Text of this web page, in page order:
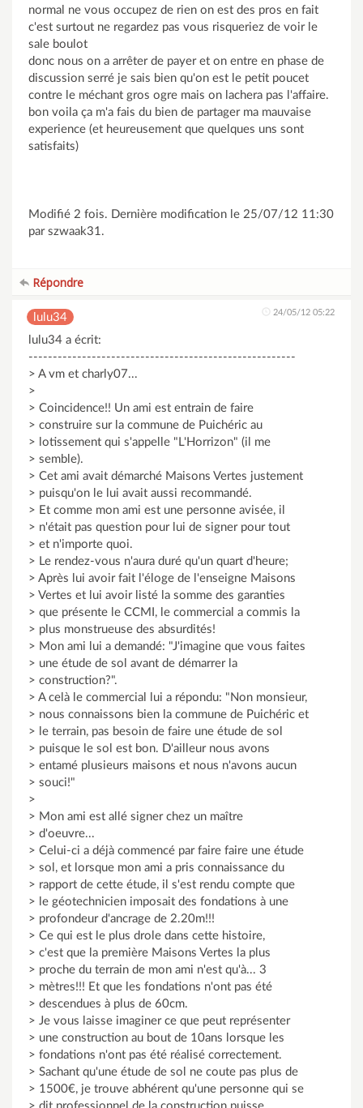
normal ne vous occupez de rien on est des pros en fait
c'est surtout ne regardez pas vous risqueriez de voir le
sale boulot
donc nous on a arrêter de payer et on entre en phase de
discussion serré je sais bien qu'on est le petit poucet
contre le méchant gros ogre mais on lachera pas l'affaire.
bon voila ça m'a fais du bien de partager ma mauvaise
experience (et heureusement que quelques uns sont
satisfaits)
Modifié 2 fois. Dernière modification le 25/07/12 11:30
par szwaak31.
Répondre
lulu34 24/05/12 05:22
lulu34 a écrit:
-------------------------------------------------------
> A vm et charly07...
>
> Coincidence!! Un ami est entrain de faire
> construire sur la commune de Puichéric au
> lotissement qui s'appelle "L'Horrizon" (il me
> semble).
> Cet ami avait démarché Maisons Vertes justement
> puisqu'on le lui avait aussi recommandé.
> Et comme mon ami est une personne avisée, il
> n'était pas question pour lui de signer pour tout
> et n'importe quoi.
> Le rendez-vous n'aura duré qu'un quart d'heure;
> Après lui avoir fait l'éloge de l'enseigne Maisons
> Vertes et lui avoir listé la somme des garanties
> que présente le CCMI, le commercial a commis la
> plus monstrueuse des absurdités!
> Mon ami lui a demandé: "J'imagine que vous faites
> une étude de sol avant de démarrer la
> construction?".
> A celà le commercial lui a répondu: "Non monsieur,
> nous connaissons bien la commune de Puichéric et
> le terrain, pas besoin de faire une étude de sol
> puisque le sol est bon. D'ailleur nous avons
> entamé plusieurs maisons et nous n'avons aucun
> souci!"
>
> Mon ami est allé signer chez un maître
> d'oeuvre...
> Celui-ci a déjà commencé par faire faire une étude
> sol, et lorsque mon ami a pris connaissance du
> rapport de cette étude, il s'est rendu compte que
> le géotechnicien imposait des fondations à une
> profondeur d'ancrage de 2.20m!!!
> Ce qui est le plus drole dans cette histoire,
> c'est que la première Maisons Vertes la plus
> proche du terrain de mon ami n'est qu'à... 3
> mètres!!! Et que les fondations n'ont pas été
> descendues à plus de 60cm.
> Je vous laisse imaginer ce que peut représenter
> une construction au bout de 10ans lorsque les
> fondations n'ont pas été réalisé correctement.
> Sachant qu'une étude de sol ne coute pas plus de
> 1500€, je trouve abhérent qu'une personne qui se